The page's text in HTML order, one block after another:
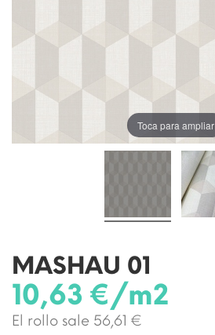
Toca para ampliar
MASHAU 01
10,63 €/m2
El rollo sale 56,61 €